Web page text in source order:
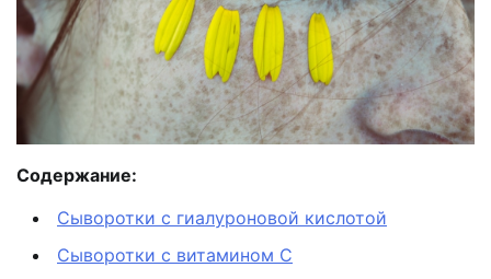
Содержание:
Сыворотки с гиалуроновой кислотой
Сыворотки с витамином C